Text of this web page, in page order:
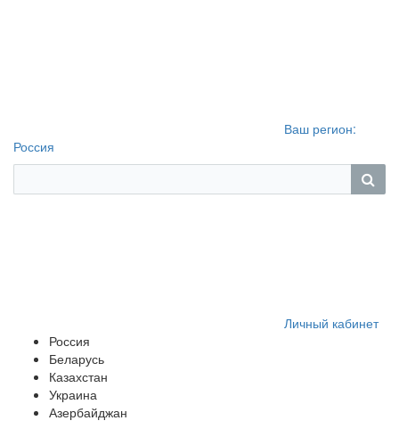
Ваш регион:
Россия
Личный кабинет
Россия
Беларусь
Казахстан
Украина
Азербайджан